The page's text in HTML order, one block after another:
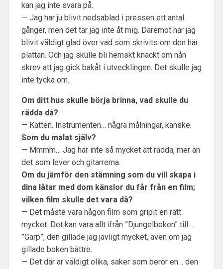
kan jag inte svara på.
— Jag har ju blivit nedsablad i pressen ett antal
gånger, men det tar jag inte åt mig. Däremot har jag
blivit väldigt glad över vad som skrivits om den här
plattan. Och jag skulle bli hemskt knäckt om nån
skrev att jag gick bakåt i utvecklingen. Det skulle jag
inte tycka om.
Om ditt hus skulle börja brinna, vad skulle du
rädda då?
— Katten. Instrumenten… några målningar, kanske.
Som du målat själv?
— Mmmm… Jag har inte så mycket att rädda, mer än
det som lever och gitarrerna.
Om du jämför den stämning som du vill skapa i
dina låtar med dom känslor du får från en film;
vilken film skulle det vara då?
— Det måste vara någon film som gripit en rätt
mycket. Det kan vara allt ifrån ”Djungelboken” till…
”Garp”, den gillade jag jävligt mycket, även om jag
gillade boken bättre.
— Det där är väldigt olika, saker som berör en… den